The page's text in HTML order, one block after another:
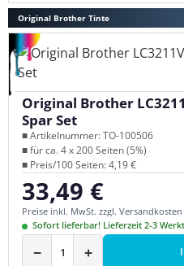
Original Brother Tinte
Original Brother
Spar Set
■ Artikelnummer: TO-100506
■ für ca. 4 x 200 Seiten (5%)
■ Preis/100 Seiten: 4,19 €
Regulärer Preis:
33,49 €
Preise inkl. MwSt. zzgl. Versandkosten
Sofort lieferbar! Lieferzeit 2-3
− +